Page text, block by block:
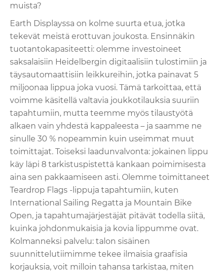
muista?
Earth Displayssa on kolme suurta etua, jotka
tekevät meistä erottuvan joukosta. Ensinnäkin
tuotantokapasiteetti: olemme investoineet
saksalaisiin Heidelbergin digitaalisiin tulostimiin ja
täysautomaattisiin leikkureihin, jotka painavat 5
miljoonaa lippua joka vuosi. Tämä tarkoittaa, että
voimme käsitellä valtavia joukkotilauksia suuriin
tapahtumiin, mutta teemme myös tilaustyötä
alkaen vain yhdestä kappaleesta – ja saamme ne
sinulle 30 % nopeammin kuin useimmat muut
toimittajat. Toiseksi laadunvalvonta: jokainen lippu
käy läpi 8 tarkistuspistettä kankaan poimimisesta
aina sen pakkaamiseen asti. Olemme toimittaneet
Teardrop Flags -lippuja tapahtumiin, kuten
International Sailing Regatta ja Mountain Bike
Open, ja tapahtumajärjestäjät pitävät todella siitä,
kuinka johdonmukaisia ​​ja kovia lippumme ovat.
Kolmanneksi palvelu: talon sisäinen
suunnittelutiimimme tekee ilmaisia ​​graafisia
korjauksia, voit milloin tahansa tarkistaa, miten